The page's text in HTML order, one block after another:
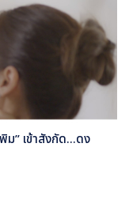
ม” เข้าสังกัด...ดง